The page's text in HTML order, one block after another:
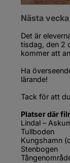
Nästa
Det är
tisdag, den 2
kommer att
Ha
lärande!
Tack för att
Platser där
Lindal –
Tullboden
Kungshamn
Stenbogen